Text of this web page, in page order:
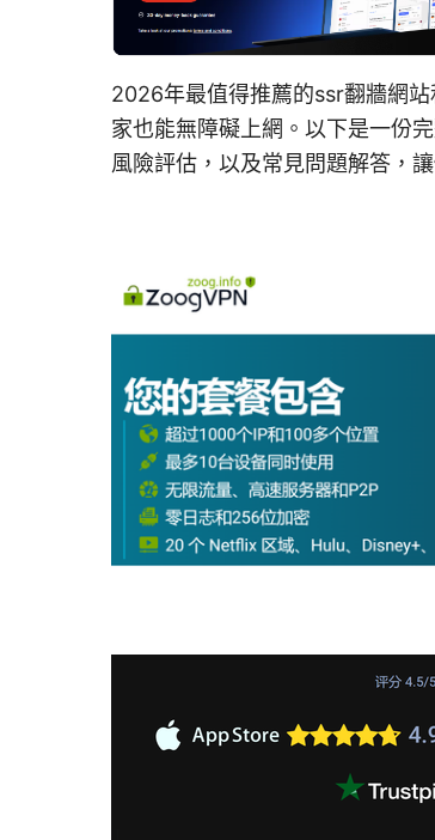
2026年最值得推薦的ssr翻牆網
家也能無障礙上網。以下是一份
風險評估，以及常見問題解答，